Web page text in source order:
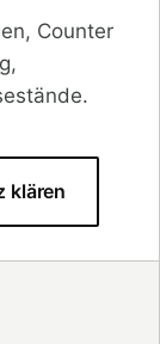
Counter
klären